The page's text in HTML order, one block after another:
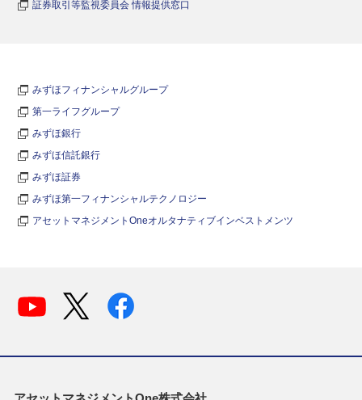
証券取引等監視委員会 情報提供窓口
みずほフィナンシャルグループ
第一ライフグループ
みずほ銀行
みずほ信託銀行
みずほ証券
みずほ第一フィナンシャルテクノロジー
アセットマネジメントOneオルタナティブインベストメンツ